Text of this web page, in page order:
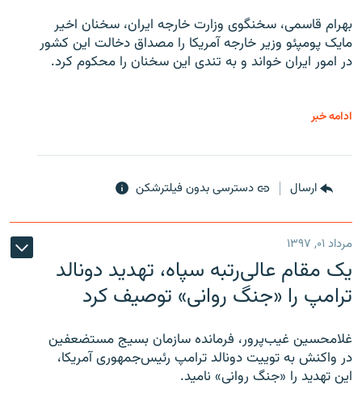
بهرام قاسمی، سخنگوی وزارت خارجه ایران، سخنان اخیر
مایک پومپئو وزیر خارجه آمریکا را مصداق دخالت این کشور
در امور ایران خواند و به تندی این سخنان را محکوم کرد.
ادامه خبر
ارسال دسترسی بدون فیلترشکن
مرداد ۰۱, ۱۳۹۷
یک مقام عالی‌رتبه سپاه، تهدید دونالد
ترامپ را «جنگ روانی» توصیف کرد
غلامحسین غیب‌پرور، فرمانده سازمان بسیج مستضعفین
در واکنش به توییت دونالد ترامپ رئیس‌جمهوری آمریکا،
این تهدید را «جنگ روانی» نامید.